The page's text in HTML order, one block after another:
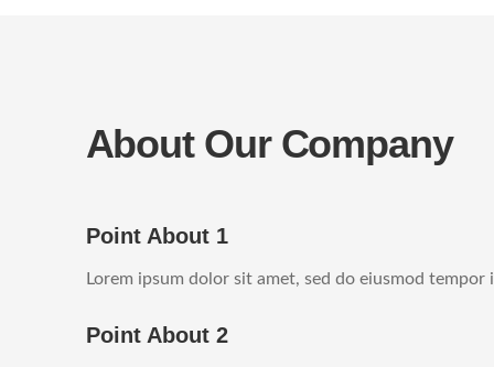
About Our Company
Point About 1
Lorem ipsum dolor sit amet, sed do eiusmod
Point About 2